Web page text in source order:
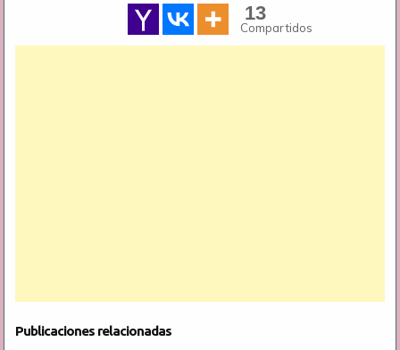
13
Compartidos
Publicaciones relacionadas